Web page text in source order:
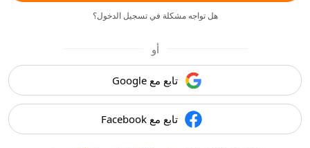
هل تواجه مشكلة في تسجيل الدخول؟
أو
تابع مع Google
تابع مع Facebook